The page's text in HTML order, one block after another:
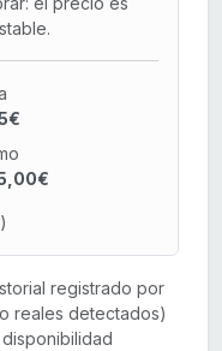
registrado por
reales detectados)